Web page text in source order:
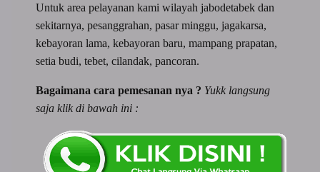
Untuk area pelayanan kami wilayah jabodetabek dan
sekitarnya, pesanggrahan, pasar minggu, jagakarsa,
kebayoran lama, kebayoran baru, mampang prapatan,
setia budi, tebet, cilandak, pancoran.
Bagaimana cara pemesanan nya ? Yukk langsung
saja klik di bawah ini :